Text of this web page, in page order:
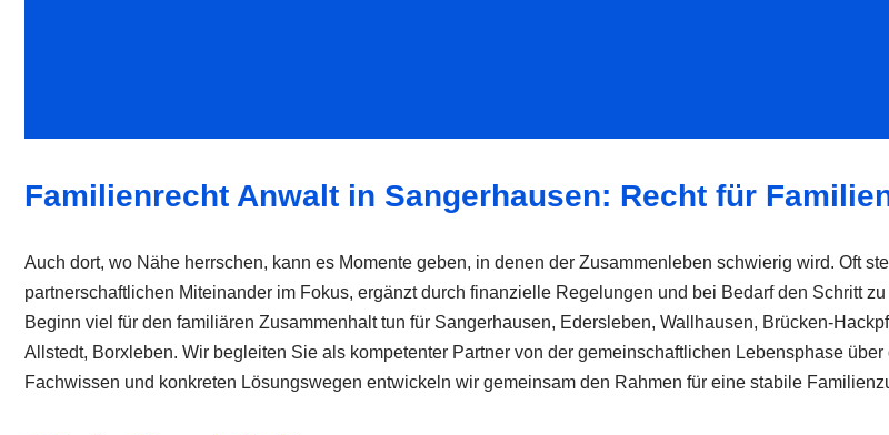
Familienrecht Anwalt in Sangerhausen: Recht für
Auch dort, wo Nähe herrschen, kann es Momente geben, in denen der Zusammenleben schwierig wird. Oft
partnerschaftlichen Miteinander im Fokus, ergänzt durch finanzielle Regelungen und bei Bedarf den Schritt
Beginn viel für den familiären Zusammenhalt tun für Sangerhausen, Edersleben, Wallhausen, Brücken-
Allstedt, Borxleben. Wir begleiten Sie als kompetenter Partner von der gemeinschaftlichen Lebensphase
Fachwissen und konkreten Lösungswegen entwickeln wir gemeinsam den Rahmen für eine stabile